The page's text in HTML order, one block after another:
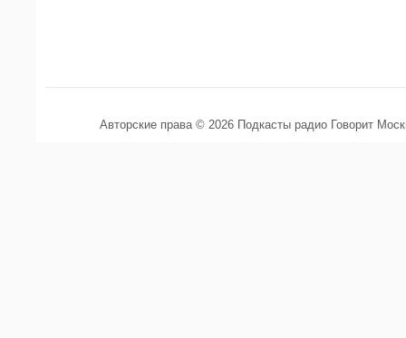
Авторские права © 2026 Подкасты радио Говорит